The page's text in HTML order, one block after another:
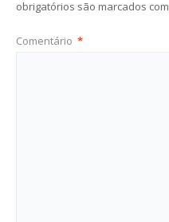
obrigatórios são marcados com
Comentário *